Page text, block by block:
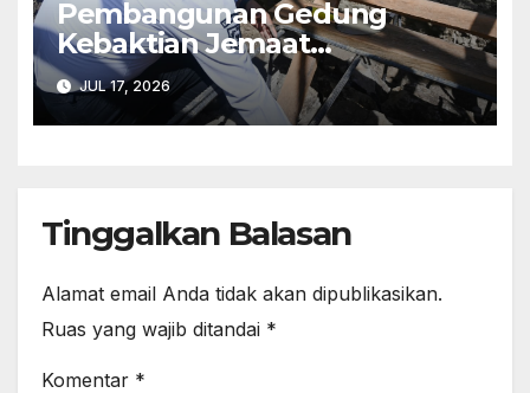
Pembangunan Gedung
Kebaktian Jemaat
Ebenhaezer Oelbiteno
Dimulai
JUL 17, 2026
Tinggalkan Balasan
Alamat email Anda tidak akan dipublikasikan.
Ruas yang wajib ditandai *
Komentar *